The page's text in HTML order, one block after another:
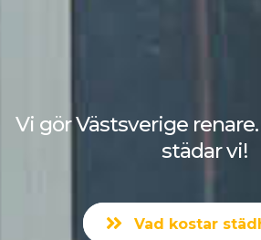
Vi gör Västsverige
städar vi!
Vad kostar